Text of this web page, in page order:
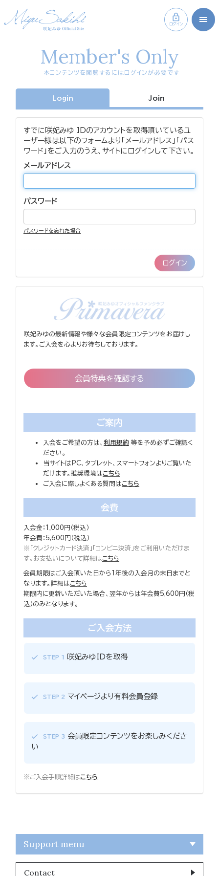
ログイン
Member's Only
本コンテンツを閲覧するにはログインが必要です
Login Join
すでに咲妃みゆ IDのアカウントを取得頂いているユ
ーザー様は以下のフォームより「メールアドレス」「パス
ワード」をご入力のうえ、サイトにログインして下さい。
メールアドレス
パスワード
パスワードを忘れた場合
咲妃みゆの最新情報や様々な会員限定コンテンツをお届けし
ます。ご入会を心よりお待ちしております。
会員特典を確認する
ご案内
入会をご希望の方は、 利用規約 等を予め必ずご確認く
ださい。
当サイトはPC、タブレット、スマートフォンよりご覧いた
だけます。推奨環境はこちら
ご入会に際しよくある質問はこちら
会費
入会金：1,000円（税込）
年会費：5,600円（税込）
※「クレジットカード決済」「コンビニ決済」をご利用いただけま
す。お支払いについて詳細はこちら
会員期限はご入会頂いた日から1年後の入会月の末日までと
なります。詳細はこちら
期限内に更新いただいた場合、翌年からは年会費5,600円（税
込）のみとなります。
ご入会方法
STEP 1 咲妃みゆIDを取得
STEP 2 マイページより有料会員登録
STEP 3
会員限定コンテンツをお楽しみくださ
い
※ご入会手順詳細はこちら
Support menu
Contact